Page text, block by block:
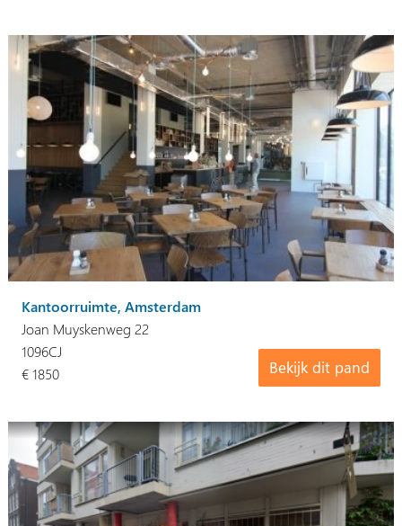
Kantoorruimte, Amsterdam
Joan Muyskenweg 22
Bekijk dit pand
1096CJ
€ 1850